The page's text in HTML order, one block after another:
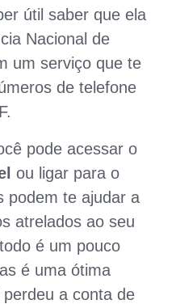
útil saber que ela
Nacional de
um serviço que te
de telefone
pode acessar o
ou ligar para o
podem te ajudar a
atrelados ao seu
é um pouco
é uma ótima
a conta de